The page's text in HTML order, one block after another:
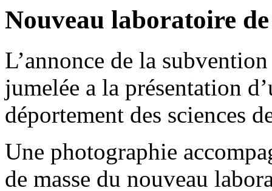
Nouveau laboratoire
L’annonce de la
jumelée a la présentation
déportement des sciences
Une photographie
de masse du nouveau